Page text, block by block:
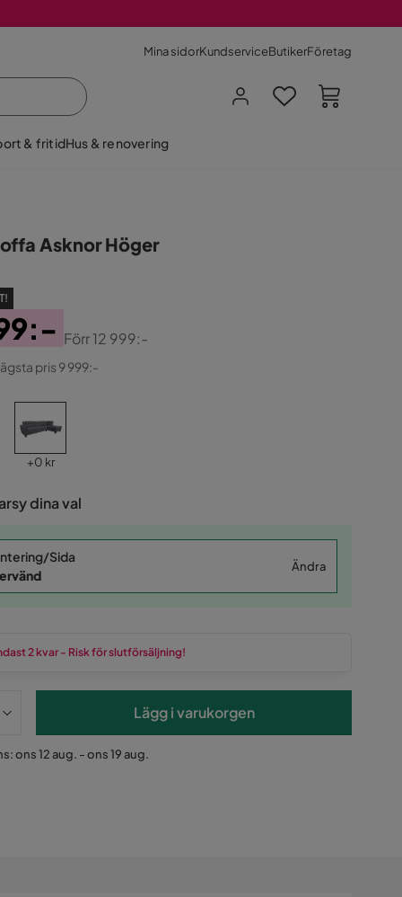
Mina sidorKundserviceButikerFöretag
& fritidHus & renovering
Asknor Höger
Förr12 999:-
pris 9 999:-
Pris
+0 kr
dina val
Sida
Ändra
2 kvar - Risk för slutförsäljning!
Lägg i varukorgen
ons 12 aug. - ons 19 aug.